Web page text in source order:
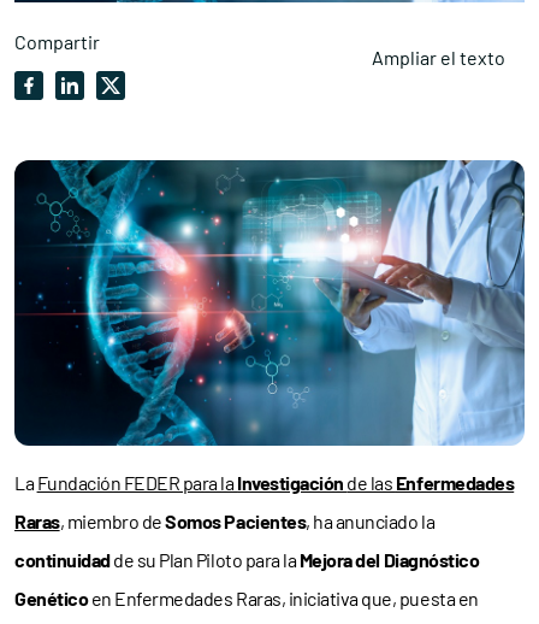
Compartir
Ampliar el texto
LaFundación FEDER para laInvestigación de las Enfermedades
Raras, miembro deSomos Pacientes, ha anunciado la
continuidadde su Plan Piloto para laMejora del Diagnóstico
Genéticoen Enfermedades Raras, iniciativa que, puesta en